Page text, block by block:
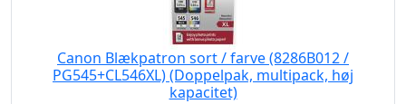
Canon Blækpatron sort / farve (8286B012 /
PG545+CL546XL) (Doppelpak, multipack, høj
kapacitet)